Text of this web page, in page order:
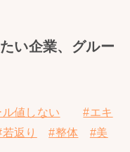
い企業、グルー
値しない
#エキ
返り #整体
#美